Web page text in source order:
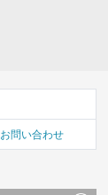
お問い合わせ